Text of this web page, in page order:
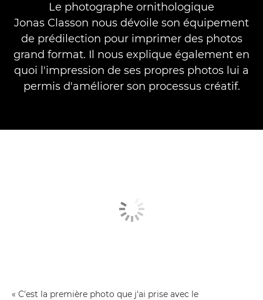
Le photographe ornithologique
Jonas Classon nous dévoile son équipement
de prédilection pour imprimer des photos
grand format. Il nous explique également en
quoi l'impression de ses propres photos lui a
permis d'améliorer son processus créatif.
« C'est la première photo que j'ai prise avec le